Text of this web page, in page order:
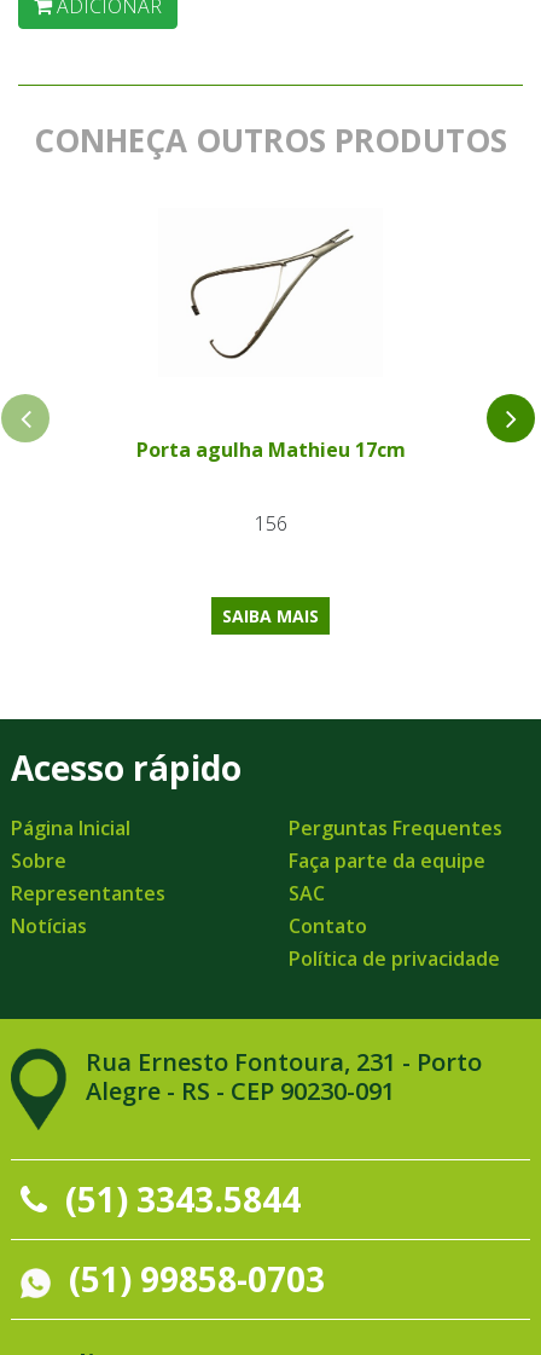
ADICIONAR
CONHEÇA OUTROS PRODUTOS
Porta agulha Mathieu 17cm
156
SAIBA MAIS
Acesso rápido
Página Inicial
Sobre
Representantes
Notícias
Perguntas Frequentes
Faça parte da equipe
SAC
Contato
Política de privacidade
Rua Ernesto Fontoura, 231 - Porto
Alegre - RS - CEP 90230-091
(51) 3343.5844
(51) 99858-0703